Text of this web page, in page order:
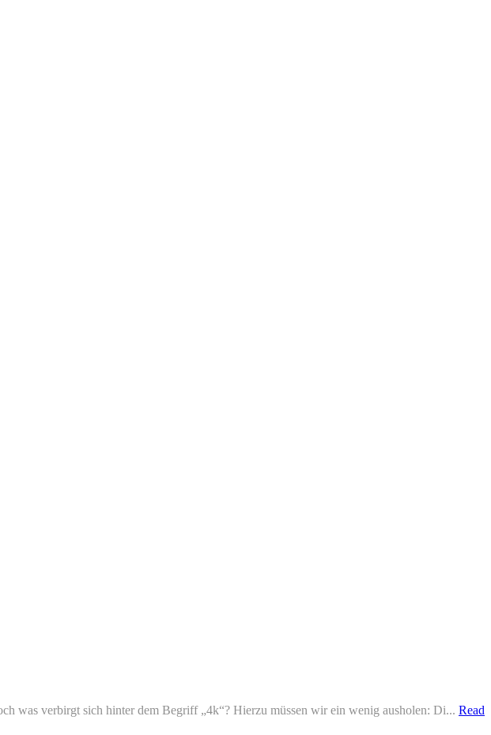
was verbirgt sich hinter dem Begriff „4k“? Hierzu müssen wir ein wenig ausholen: Di... Read